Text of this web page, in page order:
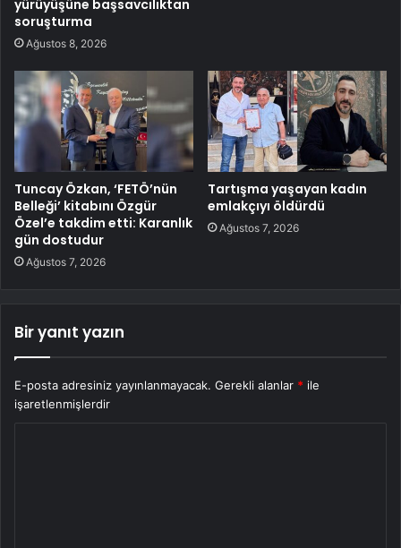
yürüyüşüne başsavcılıktan
soruşturma
Ağustos 8, 2026
Tuncay Özkan, ‘FETÖ’nün
Belleği’ kitabını Özgür
Özel’e takdim etti: Karanlık
gün dostudur
Ağustos 7, 2026
Tartışma yaşayan kadın
emlakçıyı öldürdü
Ağustos 7, 2026
Bir yanıt yazın
E-posta adresiniz yayınlanmayacak. Gerekli alanlar * ile
işaretlenmişlerdir